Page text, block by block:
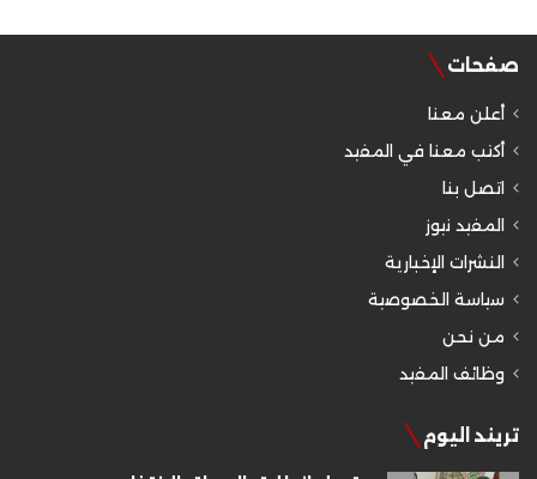
صفحات
أعلن معنا
أكتب معنا في المفيد
اتصل بنا
المفيد نيوز
النشرات الإخبارية
سياسة الخصوصية
من نحن
وظائف المفيد
تريند اليوم